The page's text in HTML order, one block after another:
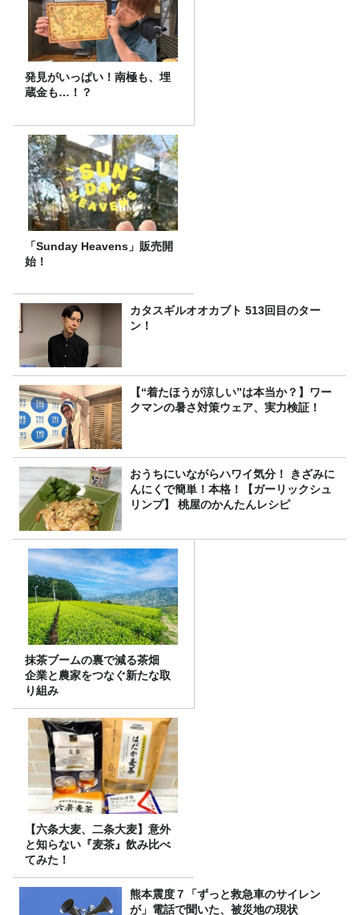
発見がいっぱい！南極も、埋
蔵金も…！？
「Sunday Heavens」販売開
始！
カタスギルオオカブト 513回目のター
ン！
【“着たほうが涼しい”は本当か？】ワー
クマンの暑さ対策ウェア、実力検証！
おうちにいながらハワイ気分！ きざみに
んにくで簡単！本格！【ガーリックシュ
リンプ】 桃屋のかんたんレシピ
抹茶ブームの裏で減る茶畑
企業と農家をつなぐ新たな取
り組み
【六条大麦、二条大麦】意外
と知らない『麦茶』飲み比べ
てみた！
熊本震度７「ずっと救急車のサイレン
が」電話で聞いた、被災地の現状